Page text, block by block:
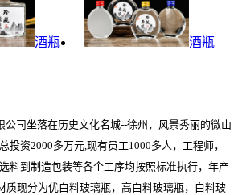
酒瓶 酒瓶
司坐落在历史文化名城--徐州，风景秀丽的微山
投资2000多万元,现有员工1000多人，工程师，
料到制造包装等各个工序均按照标准执行，年产
质现分为优白料玻璃瓶，高白料玻璃瓶，白料玻